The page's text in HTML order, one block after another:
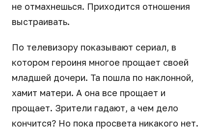
не отмахнешься. Приходится отношения
выстраивать.
По телевизору показывают сериал, в
котором героиня многое прощает своей
младшей дочери. Та пошла по наклонной,
хамит матери. А она все прощает и
прощает. Зрители гадают, а чем дело
кончится? Но пока просвета никакого нет.